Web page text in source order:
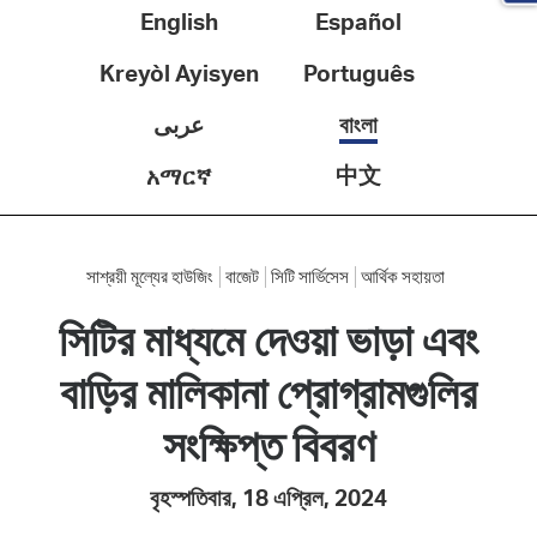
English
Español
Kreyòl Ayisyen
Português
عربى
বাংলা
አማርኛ
中文
সাশ্রয়ী মূল্যের হাউজিং বাজেট সিটি সার্ভিসেস আর্থিক সহায়তা
সিটির মাধ্যমে দেওয়া ভাড়া এবং
বাড়ির মালিকানা প্রোগ্রামগুলির
সংক্ষিপ্ত বিবরণ
বৃহস্পতিবার, 18 এপ্রিল, 2024